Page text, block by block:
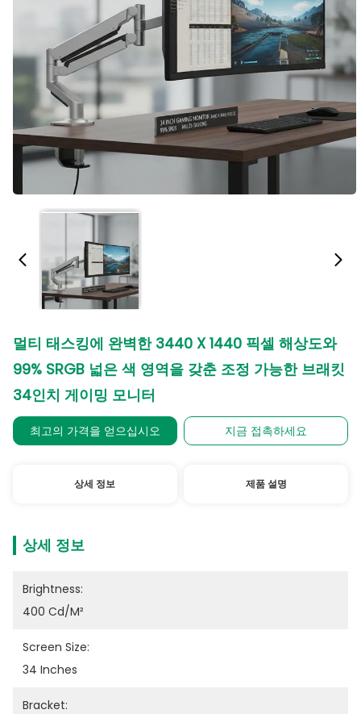
멀티 태스킹에 완벽한 3440 X 1440 픽셀 해상도와
99% SRGB 넓은 색 영역을 갖춘 조정 가능한 브래킷
34인치 게이밍 모니터
최고의 가격을 얻으십시오 지금 접촉하세요
상세 정보 제품 설명
상세 정보
Brightness:
400 Cd/m²
Screen Size:
34 Inches
Bracket: